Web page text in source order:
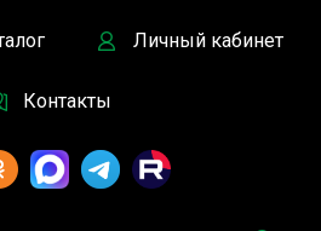
Личный кабинет
Контакты